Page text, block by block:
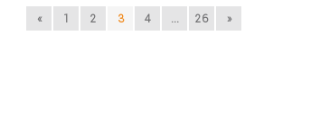
« 1 2 3 4 ... 26 »